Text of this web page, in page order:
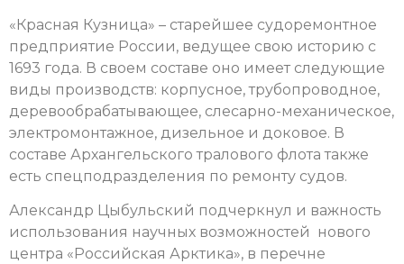
«Красная Кузница» – старейшее судоремонтное
предприятие России, ведущее свою историю с
1693 года. В своем составе оно имеет следующие
виды производств: корпусное, трубопроводное,
деревообрабатывающее, слесарно-механическое,
электромонтажное, дизельное и доковое. В
составе Архангельского тралового флота также
есть спецподразделения по ремонту судов.
Александр Цыбульский подчеркнул и важность
использования научных возможностей нового
центра «Российская Арктика», в перечне